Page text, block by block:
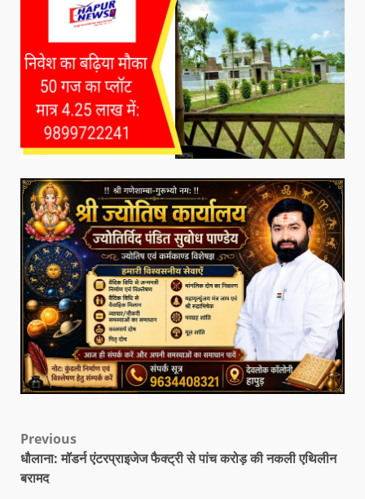
Previous
धौलाना: मॉडर्न एंटरप्राइजेज फैक्ट्री से पांच करोड़ की नकली एथिलीन
बरामद